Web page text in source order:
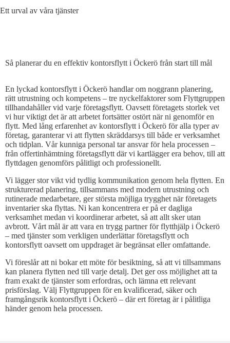
Ett urval av våra tjänster
Så planerar du en effektiv kontorsflytt i Öckerö från start till mål
En lyckad kontorsflytt i Öckerö handlar om noggrann planering,
rätt utrustning och kompetens – tre nyckelfaktorer som Flyttgruppen
tillhandahåller vid varje företagsflytt. Oavsett företagets storlek vet
vi hur viktigt det är att arbetet fortsätter ostört när ni genomför en
flytt. Med lång erfarenhet av kontorsflytt i Öckerö för alla typer av
företag, garanterar vi att flytten skräddarsys till både er verksamhet
och tidplan. Vår kunniga personal tar ansvar för hela processen –
från offertinhämtning företagsflytt där vi kartlägger era behov, till att
flyttdagen genomförs pålitligt och professionellt.
Vi lägger stor vikt vid tydlig kommunikation genom hela flytten. En
strukturerad planering, tillsammans med modern utrustning och
rutinerade medarbetare, ger största möjliga trygghet när företagets
inventarier ska flyttas. Ni kan koncentrera er på er dagliga
verksamhet medan vi koordinerar arbetet, så att allt sker utan
avbrott. Vårt mål är att vara en trygg partner för flytthjälp i Öckerö
– med tjänster som verkligen underlättar företagsflytt och
kontorsflytt oavsett om uppdraget är begränsat eller omfattande.
Vi föreslår att ni bokar ett möte för besiktning, så att vi tillsammans
kan planera flytten ned till varje detalj. Det ger oss möjlighet att ta
fram exakt de tjänster som erfordras, och lämna ett relevant
prisförslag. Välj Flyttgruppen för en kvalificerad, säker och
framgångsrik kontorsflytt i Öckerö – där ert företag är i pålitliga
händer genom hela processen.